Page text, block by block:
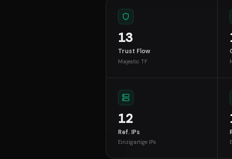
13
Trust Flow
Majestic TF
12
Ref. IPs
Einzigartige IPs